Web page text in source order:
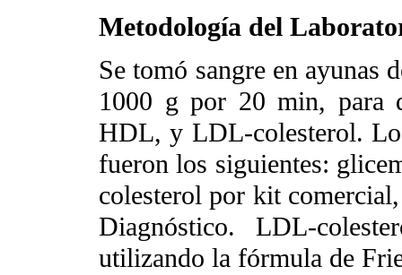
Metodología del
Se tomó sangre en ayunas
1000 g por 20 min, para
HDL, y LDL-colesterol.
fueron los siguientes:
colesterol por kit
Diagnóstico. LDL-
utilizando la fórmula de